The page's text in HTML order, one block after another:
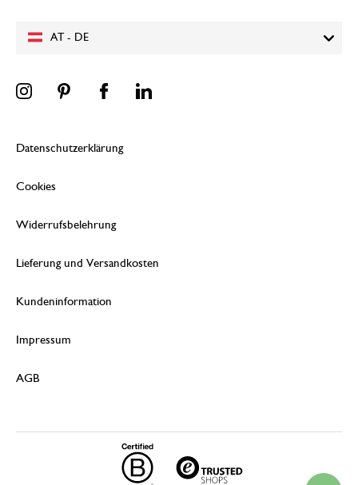
AT - DE
Datenschutzerklärung
Cookies
Widerrufsbelehrung
Lieferung und Versandkosten
Kundeninformation
Impressum
AGB